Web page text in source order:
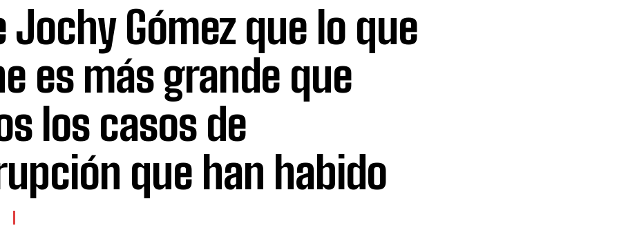
Jochy Gómez que lo que
es más grande que
los casos de
que han habido